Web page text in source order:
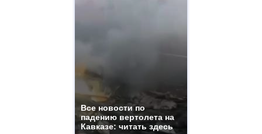
Все новости по
падению вертолета на
Кавказе: читать здесь